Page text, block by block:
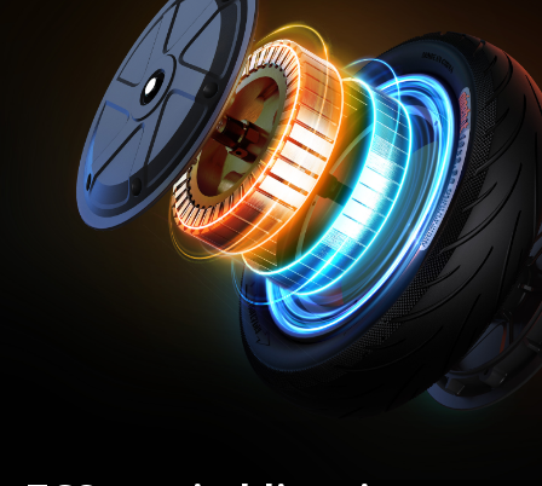
Da, napred i pozadi
Gume
Tip guma
Pneumatske, samoobnavljajuće gume bez cevi, sa